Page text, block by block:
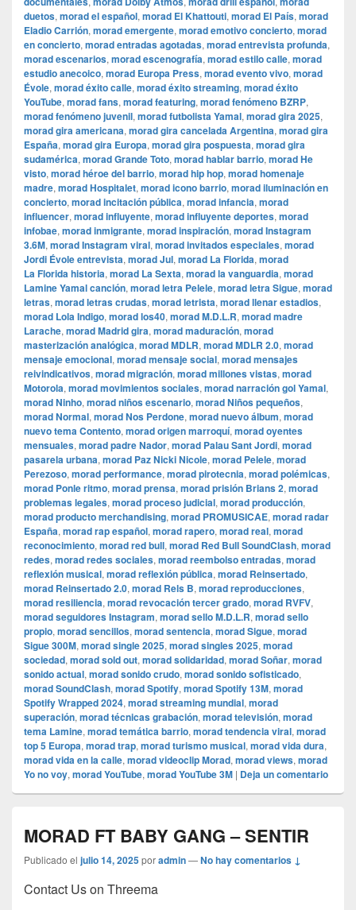
duetos, morad el español, morad El Khattouti, morad El País, morad
Eladio Carrión, morad emergente, morad emotivo concierto, morad
en concierto, morad entradas agotadas, morad entrevista profunda,
morad escenarios, morad escenografía, morad estilo calle, morad
estudio anecoico, morad Europa Press, morad evento vivo, morad
Évole, morad éxito calle, morad éxito streaming, morad éxito
YouTube, morad fans, morad featuring, morad fenómeno BZRP,
morad fenómeno juvenil, morad futbolista Yamal, morad gira 2025,
morad gira americana, morad gira cancelada Argentina, morad gira
España, morad gira Europa, morad gira pospuesta, morad gira
sudamérica, morad Grande Toto, morad hablar barrio, morad He
visto, morad héroe del barrio, morad hip hop, morad homenaje
madre, morad Hospitalet, morad icono barrio, morad iluminación en
concierto, morad incitación pública, morad infancia, morad
influencer, morad influyente, morad influyente deportes, morad
infobae, morad inmigrante, morad inspiración, morad Instagram
3.6M, morad Instagram viral, morad invitados especiales, morad
Jordi Évole entrevista, morad Jul, morad La Florida, morad
La Florida historia, morad La Sexta, morad la vanguardia, morad
Lamine Yamal canción, morad letra Pelele, morad letra Sigue, morad
letras, morad letras crudas, morad letrista, morad llenar estadios,
morad Lola Indigo, morad los40, morad M.D.L.R, morad madre
Larache, morad Madrid gira, morad maduración, morad
masterización analógica, morad MDLR, morad MDLR 2.0, morad
mensaje emocional, morad mensaje social, morad mensajes
reivindicativos, morad migración, morad millones vistas, morad
Motorola, morad movimientos sociales, morad narración gol Yamal,
morad Ninho, morad niños escenario, morad Niños pequeños,
morad Normal, morad Nos Perdone, morad nuevo álbum, morad
nuevo tema Contento, morad origen marroquí, morad oyentes
mensuales, morad padre Nador, morad Palau Sant Jordi, morad
pasarela urbana, morad Paz Nicki Nicole, morad Pelele, morad
Perezoso, morad performance, morad pirotecnia, morad polémicas,
morad Ponle ritmo, morad prensa, morad prisión Brians 2, morad
problemas legales, morad proceso judicial, morad producción,
morad producto merchandising, morad PROMUSICAE, morad radar
España, morad rap español, morad rapero, morad real, morad
reconocimiento, morad red bull, morad Red Bull SoundClash, morad
redes, morad redes sociales, morad reembolso entradas, morad
reflexión musical, morad reflexión pública, morad Reinsertado,
morad Reinsertado 2.0, morad Rels B, morad reproducciones,
morad resiliencia, morad revocación tercer grado, morad RVFV,
morad seguidores Instagram, morad sello M.D.L.R, morad sello
propio, morad sencillos, morad sentencia, morad Sigue, morad
Sigue 300M, morad single 2025, morad singles 2025, morad
sociedad, morad sold out, morad solidaridad, morad Soñar, morad
sonido actual, morad sonido crudo, morad sonido sofisticado,
morad SoundClash, morad Spotify, morad Spotify 13M, morad
Spotify Wrapped 2024, morad streaming mundial, morad
superación, morad técnicas grabación, morad televisión, morad
tema Lamine, morad temática barrio, morad tendencia viral, morad
top 5 Europa, morad trap, morad turismo musical, morad vida dura,
morad vida en la calle, morad videocli‏p Morad, morad views, morad
Yo no voy, morad YouTube, morad YouTube 3M | Deja un comentario
MORAD FT BABY GANG – SENTIR
Publicado el julio 14, 2025poradmin—No hay comentarios ↓
Contact Us on Threema